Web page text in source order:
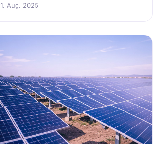
1. Aug. 2025